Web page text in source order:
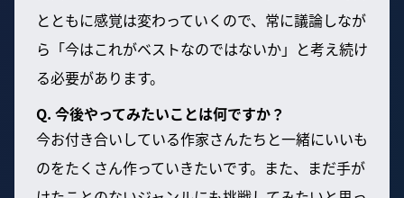
とともに感覚は変わっていくので、常に議論しなが
ら「今はこれがベストなのではないか」と考え続け
る必要があります。
Q. 今後やってみたいことは何ですか？
今お付き合いしている作家さんたちと一緒にいいも
のをたくさん作っていきたいです。また、まだ手が